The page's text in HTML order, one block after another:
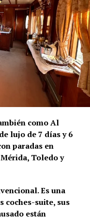
junto al río
como Al
lujo de 7 días y 6
paradas en
Toledo y
Es una
coches-suite, sus
están